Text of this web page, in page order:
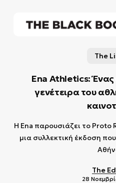
The
Ena Athletics:
γενέτειρα του
Η Ena παρουσιάζει το Proto
μια συλλεκτική έκδοση
The
28